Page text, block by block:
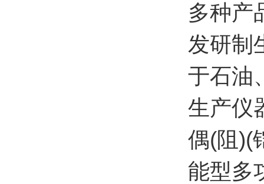
多种产
发研制
于石油
生产仪
偶(阻)(
能型多